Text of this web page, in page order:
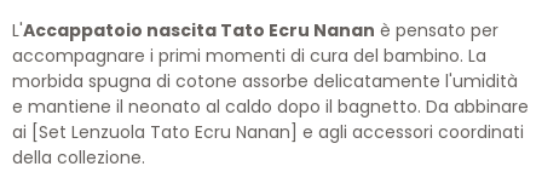
L'Accappatoio nascita Tato Ecru Nanan è pensato per
accompagnare i primi momenti di cura del bambino. La
morbida spugna di cotone assorbe delicatamente l'umidità
e mantiene il neonato al caldo dopo il bagnetto. Da abbinare
ai [Set Lenzuola Tato Ecru Nanan] e agli accessori coordinati
della collezione.